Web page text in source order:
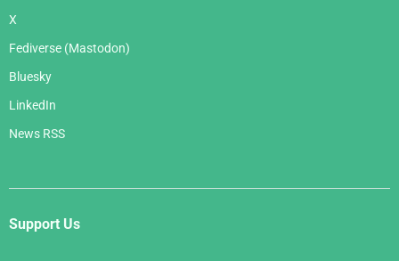
X
Fediverse (Mastodon)
Bluesky
LinkedIn
News RSS
Support Us